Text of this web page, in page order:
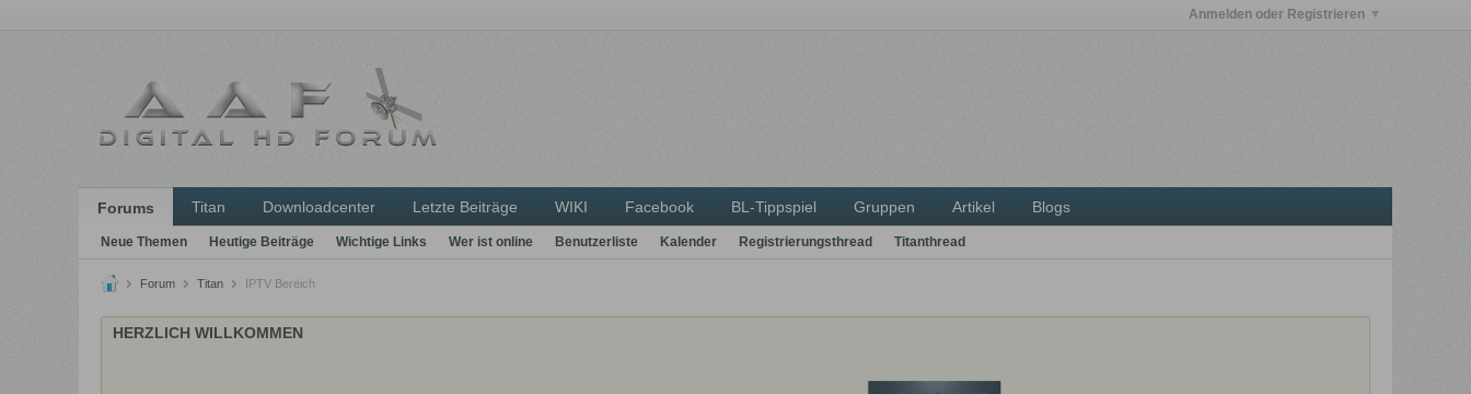
Anmelden oder Registrieren
Forums Titan Downloadcenter Letzte Beiträge WIKI Facebook BL-Tippspiel Gruppen Artikel Blogs
Neue Themen Heutige Beiträge Wichtige Links Wer ist online Benutzerliste Kalender Registrierungsthread Titanthread
Forum Titan IPTV Bereich
HERZLICH WILLKOMMEN